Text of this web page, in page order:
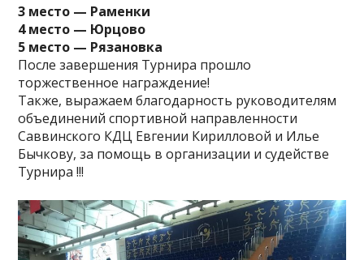
3 место — Раменки
4 место — Юрцово
5 место — Рязановка
После завершения Турнира прошло
торжественное награждение!
Также, выражаем благодарность руководителям
объединений спортивной направленности
Саввинского КДЦ Евгении Кирилловой и Илье
Бычкову, за помощь в организации и судействе
Турнира !!!